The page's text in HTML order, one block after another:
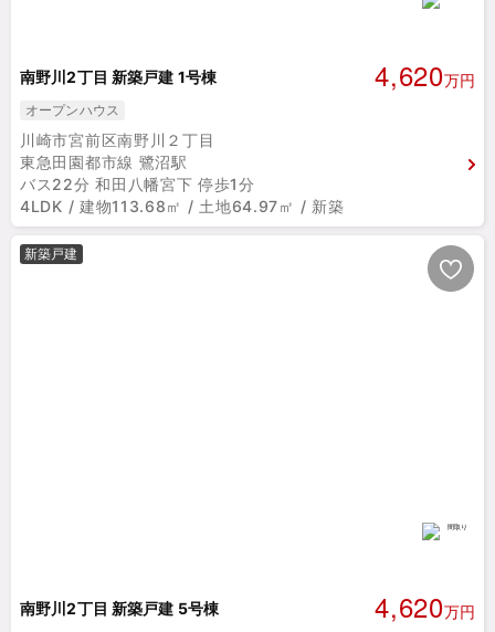
南野川2丁目 新築戸建 1号棟 4,620万円
オープンハウス
川崎市宮前区南野川２丁目
東急田園都市線 鷺沼駅
バス22分 和田八幡宮下 停歩1分
4LDK / 建物113.68㎡ / 土地64.97㎡ / 新築
新築戸建
南野川2丁目 新築戸建 5号棟 4,620万円